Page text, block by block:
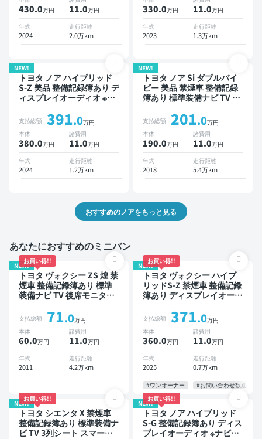
ミラー オートクルーズ 3列
シート スマートキー ETC
バックモニター 全方位カメ
ラ ドライブレコーダー 衝
突軽減 両側電動スライドド
430.0万円 11.0万円
年式
2024
走行距離
2.0万km
ー ETC バックモニター ド
ライブレコーダー 衝突軽減
両側電動スライドドア 7人
乗り
330.0万円 11.0万円
年式
2023
走行距離
1.3万km
NEW!
トヨタ ノア ハイブリッド
S-Z 美品 整備記録簿あり デ
ィスプレイオーディオ ※ナ
ター オートクルーズ 3列シ
ート スマートキー ETC バ
ックモニター ドライブレコ
ーダー 衝突軽減 7人乗り
支払総額 391.0万円
本体
380.0万円
諸費用
11.0万円
年式
2024
走行距離
1.2万km
NEW!
トヨタ ノア Si ダブルバイ
ビー 美品 禁煙車 整備記録
簿あり 標準装備ナビ TV 後
ートキー ETC バックモニ
ター ドライブレコーダー
衝突軽減 両側電動スライド
ドア 8人乗り
支払総額 201.0万円
本体
190.0万円
諸費用
11.0万円
年式
2018
走行距離
5.4万km
おすすめのノアをもっと見る
あなたにおすすめのミニバン
NEW!
お買い得!!
トヨタ ヴォクシー ZS 煌 禁
煙車 整備記録簿あり 標準
装備ナビ TV 後席モニター
ター 両側電動スライドドア
8人乗り
支払総額 71.0万円
本体
60.0万円
諸費用
11.0万円
年式
2011
走行距離
4.2万km
NEW!
お買い得!!
トヨタ ヴォクシー ハイブ
リッドS-Z 禁煙車 整備記録
簿あり ディスプレイオーデ
インドスポットモニター デ
ジタルインナーミラー オー
トクルーズ 3列シート スマ
ートキー ETC 電動バック
ドア バックモニター 全方
位カメラ ドライブレコーダ
ー 衝突軽減 両側電動スラ
イドドア 7人乗り
支払総額 371.0万円
本体
360.0万円
諸費用
11.0万円
年式
2025
走行距離
0.7万km
#ワンオーナー #お問い合わせ歓迎
NEW!
お買い得!!
トヨタ シエンタ X 禁煙車
整備記録簿あり 標準装備ナ
ビ TV 3列シート スマート
NEW!
お買い得!!
トヨタ ノア ハイブリッド
S-G 整備記録簿あり ディス
プレイオーディオ ※ナビキ